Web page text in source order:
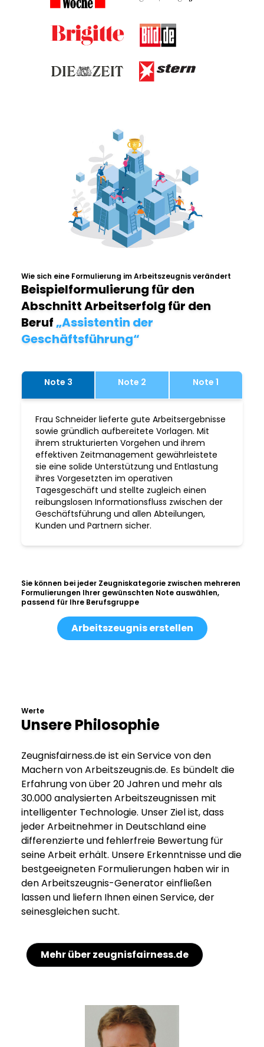
Wie sich eine Formulierung im Arbeitszeugnis verändert
Beispielformulierung für den
Abschnitt Arbeitserfolg für den
Beruf„Assistentin der
Geschäftsführung“
Note 3 Note 2 Note 1
Frau Schneider lieferte gute Arbeitsergebnisse
sowie gründlich aufbereitete Vorlagen. Mit
ihrem strukturierten Vorgehen und ihrem
effektiven Zeitmanagement gewährleistete
sie eine solide Unterstützung und Entlastung
ihres Vorgesetzten im operativen
Tagesgeschäft und stellte zugleich einen
reibungslosen Informationsfluss zwischen der
Geschäftsführung und allen Abteilungen,
Kunden und Partnern sicher.
Sie können bei jeder Zeugniskategorie zwischen mehreren
Formulierungen Ihrer gewünschten Note auswählen,
passend für Ihre Berufsgruppe
Arbeitszeugnis erstellen
Werte
Unsere Philosophie
Zeugnisfairness.de ist ein Service von den
Machern von Arbeitszeugnis.de. Es bündelt die
Erfahrung von über 20 Jahren und mehr als
30.000 analysierten Arbeitszeugnissen mit
intelligenter Technologie. Unser Ziel ist, dass
jeder Arbeitnehmer in Deutschland eine
differenzierte und fehlerfreie Bewertung für
seine Arbeit erhält. Unsere Erkenntnisse und die
bestgeeigneten Formulierungen haben wir in
den Arbeitszeugnis-Generator einfließen
lassen und liefern Ihnen einen Service, der
seinesgleichen sucht.
Mehr über zeugnisfairness.de